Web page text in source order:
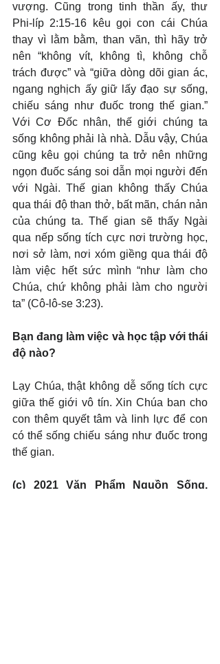
vượng. Cũng trong tinh thần ấy, thư
Phi-líp 2:15-16 kêu gọi con cái Chúa
thay vì lằm bằm, than vãn, thì hãy trở
nên “không vít, không tì, không chỗ
trách được” và “giữa dòng dõi gian ác,
ngang nghịch ấy giữ lấy đạo sự sống,
chiếu sáng như đuốc trong thế gian.”
Với Cơ Đốc nhân, thế giới chúng ta
sống không phải là nhà. Dẫu vậy, Chúa
cũng kêu gọi chúng ta trở nên những
ngọn đuốc sáng soi dẫn mọi người đến
với Ngài. Thế gian không thấy Chúa
qua thái độ than thở, bất mãn, chán nản
của chúng ta. Thế gian sẽ thấy Ngài
qua nếp sống tích cực nơi trường học,
nơi sở làm, nơi xóm giềng qua thái độ
làm việc hết sức mình “như làm cho
Chúa, chứ không phải làm cho người
ta” (Cô-lô-se 3:23).
Bạn đang làm việc và học tập với thái
độ nào?
Lạy Chúa, thật không dễ sống tích cực
giữa thế giới vô tín. Xin Chúa ban cho
con thêm quyết tâm và linh lực để con
có thể sống chiếu sáng như đuốc trong
thế gian.
(c) 2021 Văn Phẩm Nguồn Sống.